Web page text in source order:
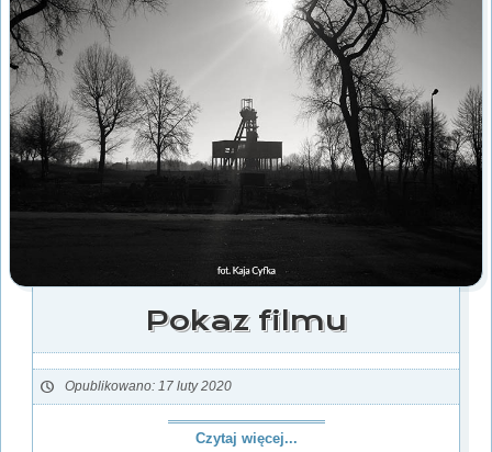
Pokaz filmu
Opublikowano: 17 luty 2020
Czytaj więcej...